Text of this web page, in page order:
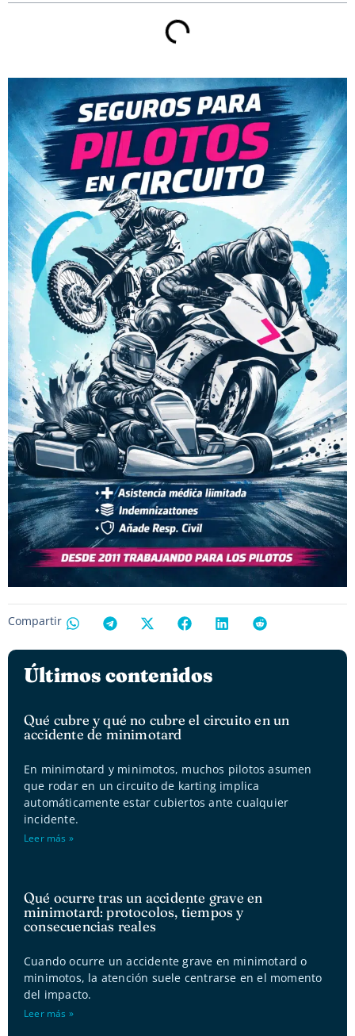
Compartir
Últimos contenidos
Qué cubre y qué no cubre el circuito en un
accidente de minimotard
En minimotard y minimotos, muchos pilotos asumen
que rodar en un circuito de karting implica
automáticamente estar cubiertos ante cualquier
incidente.
Leer más »
Qué ocurre tras un accidente grave en
minimotard: protocolos, tiempos y
consecuencias reales
Cuando ocurre un accidente grave en minimotard o
minimotos, la atención suele centrarse en el momento
del impacto.
Leer más »